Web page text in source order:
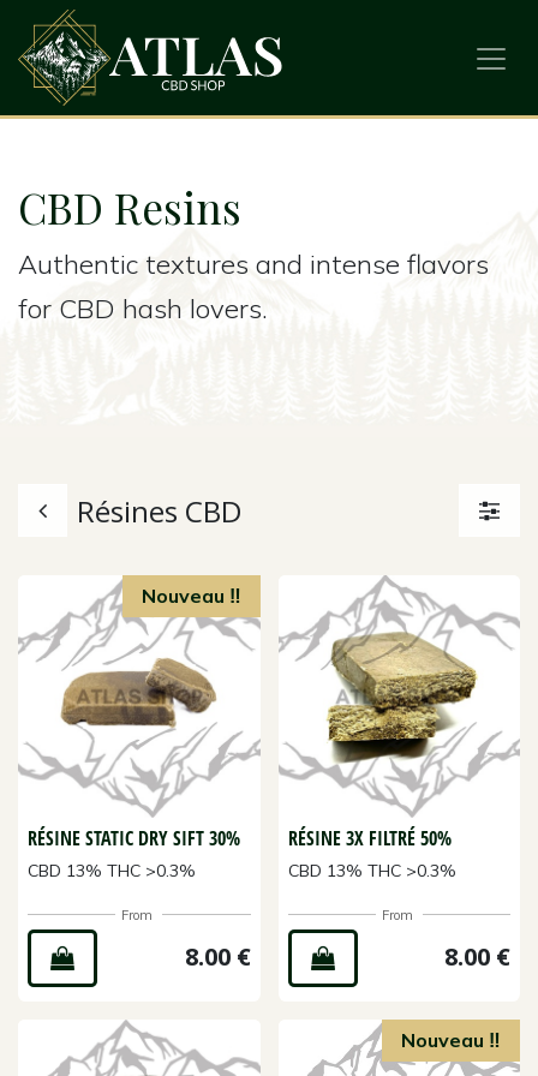
CBD Resins
Authentic textures and intense flavors
for CBD hash lovers.
Résines CBD
Nouveau ‼️
RÉSINE STATIC DRY SIFT 30%
CBD 13% THC >0.3%
From
8.00€
RÉSINE 3X FILTRÉ 50%
CBD 13% THC >0.3%
From
8.00 €
Nouveau ‼️